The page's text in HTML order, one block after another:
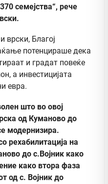
семејства“, рече
врски, Благој
потенцираше дека
и градат повеќе
а инвестицијата
евра.
што во овој
од Куманово до
модернизира.
рехабилитација на
до с.Војник како
како втора фаза
од с. Војник до